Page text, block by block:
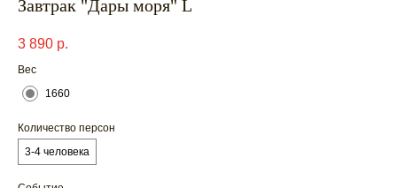
Завтрак "Дары моря" L
3 890 р.
Вес
1660
Количество персон
3-4 человека